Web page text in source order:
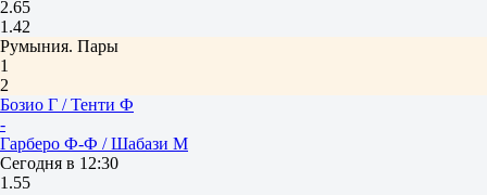
2.65
1.42
Румыния. Пары
1
2
Бозио Г / Тенти Ф
-
Гарберо Ф-Ф / Шабази М
Сегодня в 12:30
1.55